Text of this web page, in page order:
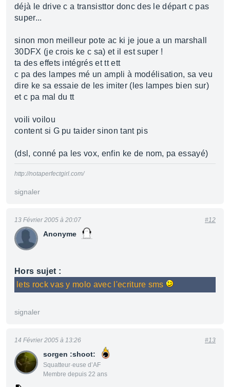
déjà le drive c a transisttor donc des le départ c pas
super...
sinon mon meilleur pote ac ki je joue a un marshall
30DFX (je crois ke c sa) et il est super !
ta des effets intégrés et tt ett
c pa des lampes mé un ampli à modélisation, sa veu
dire ke sa essaie de les imiter (les lampes bien sur)
et c pa mal du tt
voili voilou
content si G pu taider sinon tant pis
(dsl, conné pa les vox, enfin ke de nom, pa essayé)
http://notaperfectgirl.com/
signaler
Anonyme
13 Février 2005 à 20:07 #12
Hors sujet :
lets rock vas y molo avec l'ecriture sms
signaler
sorgen :shoot:
Squatteur·euse d’AF
Membre depuis 22 ans
14 Février 2005 à 13:26 #13